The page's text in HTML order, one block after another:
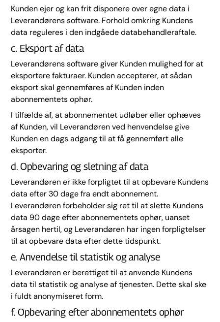
Kunden ejer og kan frit disponere over egne data i
Leverandørens software. Forhold omkring Kundens
data reguleres i den indgåede databehandleraftale.
c. Eksport af data
Leverandørens software giver Kunden mulighed for at
eksportere fakturaer. Kunden accepterer, at sådan
eksport skal gennemføres af Kunden inden
abonnementets ophør.
I tilfælde af, at abonnementet udløber eller ophæves
af Kunden, vil Leverandøren ved henvendelse give
Kunden en dags adgang til at få gennemført alle
eksporter.
d. Opbevaring og sletning af data
Leverandøren er ikke forpligtet til at opbevare Kundens
data efter 30 dage fra endt abonnement.
Leverandøren forbeholder sig ret til at slette Kundens
data 90 dage efter abonnementets ophør, uanset
årsagen hertil, og Leverandøren har ingen forpligtelser
til at opbevare data efter dette tidspunkt.
e. Anvendelse til statistik og analyse
Leverandøren er berettiget til at anvende Kundens
data til statistik og analyse af tjenesten. Dette skal ske
i fuldt anonymiseret form.
f. Opbevaring efter abonnementets ophør